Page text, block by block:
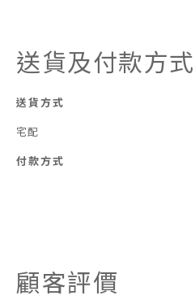
送貨及付款方式
送貨方式
宅配
付款方式
顧客評價